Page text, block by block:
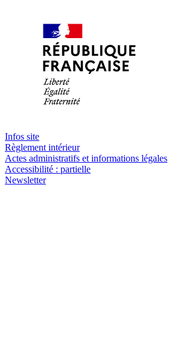
Infos site
Règlement intérieur
Actes administratifs et informations légales
Accessibilité : partielle
Newsletter